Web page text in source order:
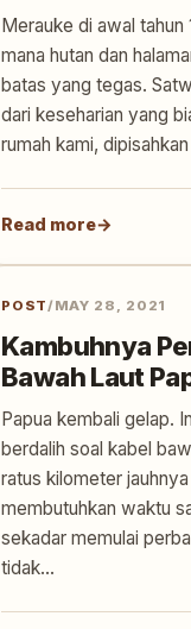
Merauke di awal
mana hutan dan
batas yang tegas.
dari keseharian yang
rumah kami,
Read more
POST/ MAY 28, 2021
Kambuhnya
Bawah Laut
Papua kembali gelap.
berdalih soal kabel
ratus kilometer
membutuhkan waktu
sekadar memulai
tidak…